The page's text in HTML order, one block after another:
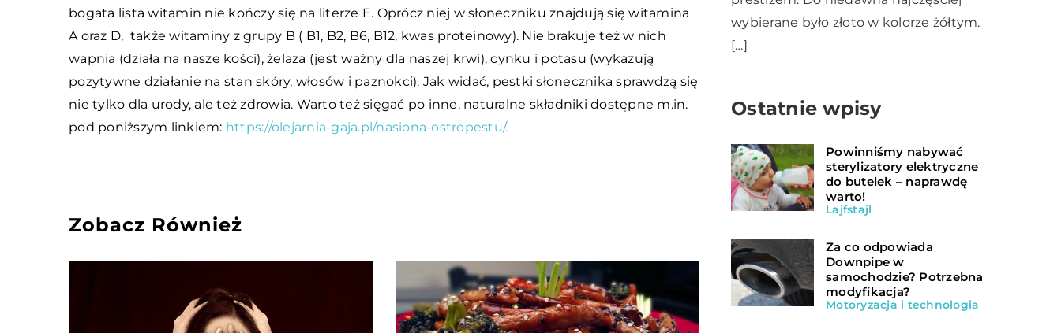
bogata lista witamin nie kończy się na literze E. Oprócz niej w słoneczniku znajdują się witamina
A oraz D, także witaminy z grupy B ( B1, B2, B6, B12, kwas proteinowy). Nie brakuje też w nich
wapnia (działa na nasze kości), żelaza (jest ważny dla naszej krwi), cynku i potasu (wykazują
pozytywne działanie na stan skóry, włosów i paznokci). Jak widać, pestki słonecznika sprawdzą się
nie tylko dla urody, ale też zdrowia. Warto też sięgać po inne, naturalne składniki dostępne m.in.
pod poniższym linkiem: https://olejarnia-gaja.pl/nasiona-ostropestu/.
Zobacz Również
wybierane było złoto w kolorze żółtym.
[…]
Ostatnie wpisy
Powinniśmy nabywać
sterylizatory elektryczne
do butelek – naprawdę
warto!
Lajfstajl
Za co odpowiada
Downpipe w
samochodzie? Potrzebna
modyfikacja?
Motoryzacja i technologia